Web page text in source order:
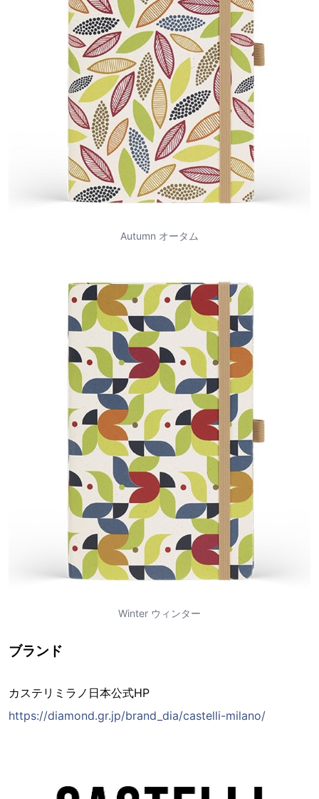
Autumn オータム
Winter ウィンター
ブランド
カステリミラノ日本公式HP
https://diamond.gr.jp/brand_dia/castelli-milano/